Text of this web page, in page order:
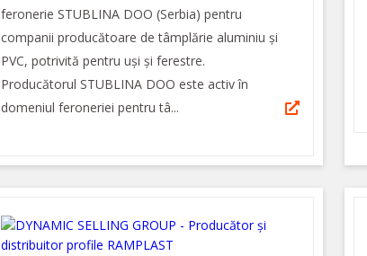
feronerie STUBLINA DOO (Serbia) pentru
companii producătoare de tâmplărie aluminiu şi
PVC, potrivită pentru uşi şi ferestre.
Producătorul STUBLINA DOO este activ în
domeniul feroneriei pentru tâ...